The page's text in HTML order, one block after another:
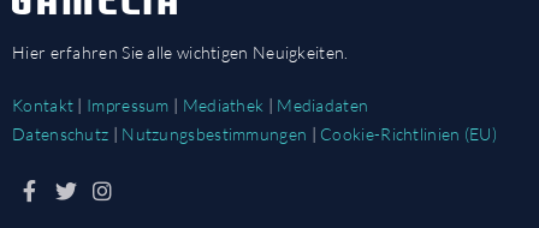
Hier erfahren Sie alle wichtigen Neuigkeiten.
Kontakt | Impressum | Mediathek | Mediadaten
Datenschutz | Nutzungsbestimmungen | Cookie-Richtlinien (EU)